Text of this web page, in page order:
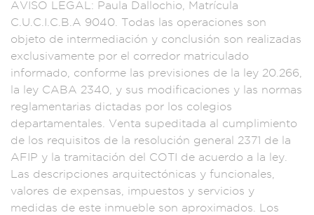
AVISO LEGAL: Paula Dallochio, Matrícula
C.U.C. I.C.B.A 9040. Todas las operaciones son
objeto de intermediación y conclusión son realizadas
exclusivamente por el corredor matriculado
informado, conforme las previsiones de la ley 20.266,
a ley CABA 2340, y sus modificaciones y las normas
reglamentarias dictadas por los colegios
departamentales. Venta supeditada al cumplimiento
de l os requisitos de la resolución general
2371 de la
AFIP y la tramitación de l COTI de acuerdo a la ley.
Las descripciones arquitectónicas y funcionales,
valores de expensas, impuestos y servicios y
medidas de este inmueble son aproximados.
Los